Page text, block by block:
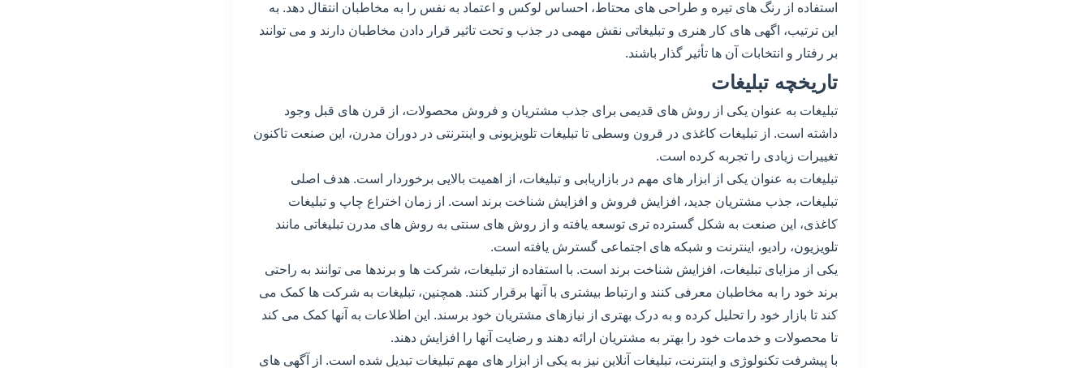
استفاده از رنگ های تیره و طراحی های محتاط، احساس لوکس و اعتماد به نفس را به مخاطبان انتقال دهد. به
این ترتیب، اگهی های کار هنری و تبلیغاتی نقش مهمی در جذب و تحت تاثیر قرار دادن مخاطبان دارند و می توانند
بر رفتار و انتخابات آن ها تأثیر گذار باشند.
تاریخچه تبلیغات
تبلیغات به عنوان یکی از روش های قدیمی برای جذب مشتریان و فروش محصولات، از قرن های قبل وجود
داشته است. از تبلیغات کاغذی در قرون وسطی تا تبلیغات تلویزیونی و اینترنتی در دوران مدرن، این صنعت تاکنون
تغییرات زیادی را تجربه کرده است.
تبلیغات به عنوان یکی از ابزار های مهم در بازاریابی و تبلیغات، از اهمیت بالایی برخوردار است. هدف اصلی
تبلیغات، جذب مشتریان جدید، افزایش فروش و افزایش شناخت برند است. از زمان اختراع چاپ و تبلیغات
کاغذی، این صنعت به شکل گسترده تری توسعه یافته و از روش های سنتی به روش های مدرن تبلیغاتی مانند
تلویزیون، رادیو، اینترنت و شبکه های اجتماعی گسترش یافته است.
یکی از مزایای تبلیغات، افزایش شناخت برند است. با استفاده از تبلیغات، شرکت ها و برندها می توانند به راحتی
برند خود را به مخاطبان معرفی کنند و ارتباط بیشتری با آنها برقرار کنند. همچنین، تبلیغات به شرکت ها کمک می
کند تا بازار خود را تحلیل کرده و به درک بهتری از نیازهای مشتریان خود برسند. این اطلاعات به آنها کمک می کند
تا محصولات و خدمات خود را بهتر به مشتریان ارائه دهند و رضایت آنها را افزایش دهند.
با پیشرفت تکنولوژی و اینترنت، تبلیغات آنلاین نیز به یکی از ابزار های مهم تبلیغات تبدیل شده است. از آگهی های